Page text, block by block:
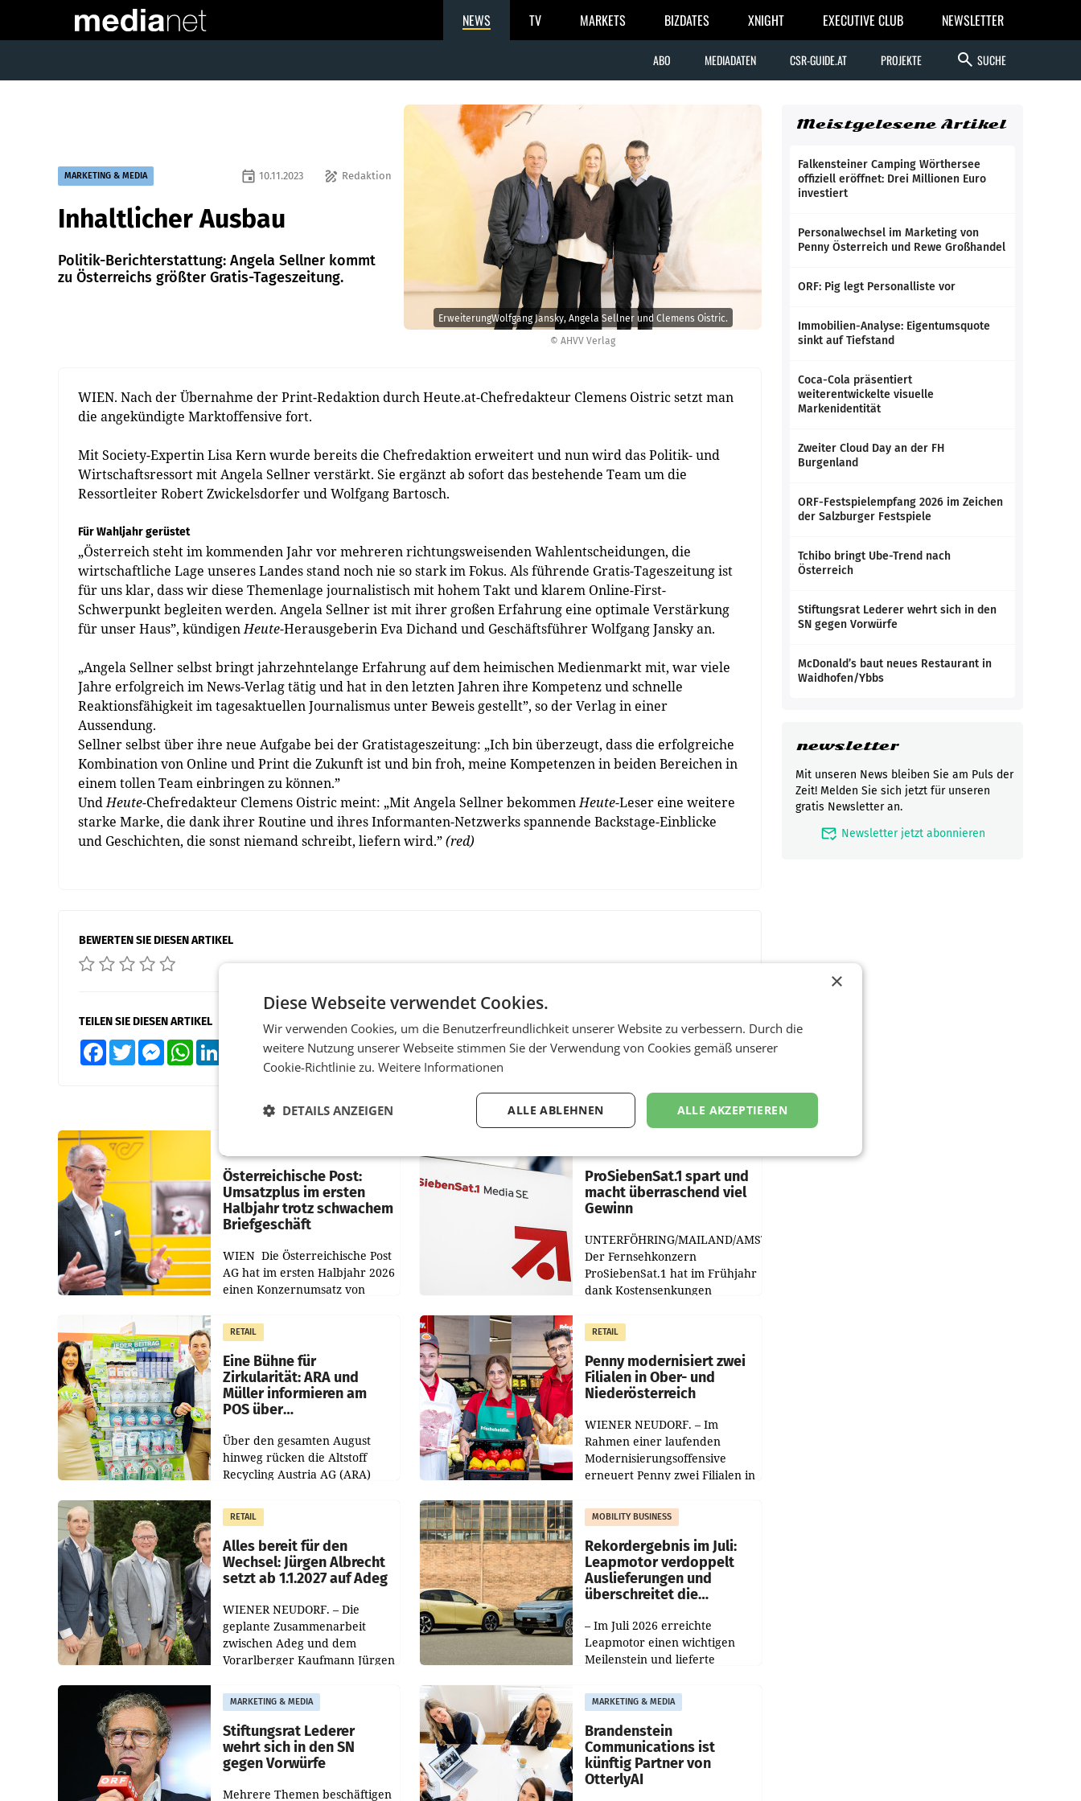
NEWS TV MARKETS BIZDATES XNIGHT EXECUTIVE CLUB NEWSLETTER
ABO MEDIADATEN CSR-GUIDE.AT PROJEKTE search SUCHE
© AHVV Verlag
ErweiterungWolfgang Jansky, Angela Sellner und ­Clemens Oistric.
MARKETING & MEDIA draw Redaktion
event 10.11.2023
Inhaltlicher Ausbau
Politik-Berichterstattung: Angela Sellner kommt
zu Österreichs größter Gratis-Tageszeitung.
WIEN. Nach der Übernahme der Print-Redaktion durch Heute.at-Chefredakteur Clemens Oistric setzt man
die angekündigte Marktoffensive fort.
Mit Society-Expertin Lisa Kern wurde bereits die Chefredaktion erweitert und nun wird das Politik- und
Wirtschaftsressort mit Angela Sellner verstärkt. Sie ergänzt ab sofort das bestehende Team um die
Ressortleiter Robert Zwickelsdorfer und Wolfgang Bartosch.
Für Wahljahr gerüstet
„Österreich steht im kommenden Jahr vor mehreren richtungsweisenden Wahlentscheidungen, die
wirtschaftliche Lage unseres Landes stand noch nie so stark im Fokus. Als führende Gratis-Tageszeitung ist
für uns klar, dass wir diese Themenlage journalistisch mit hohem Takt und klarem Online-First-
Schwerpunkt begleiten werden. Angela Sellner ist mit ihrer großen Erfahrung eine optimale Verstärkung
für unser Haus”, kündigenHeute-Herausgeberin Eva Dichand und Geschäftsführer Wolfgang Jansky an.
„Angela Sellner selbst bringt jahrzehntelange Erfahrung auf dem heimischen Medienmarkt mit, war viele
Jahre erfolgreich im News-Verlag tätig und hat in den letzten Jahren ihre Kompetenz und schnelle
Reaktionsfähigkeit im tagesaktuellen Journalismus unter Beweis gestellt”, so der Verlag in einer
Aussendung.
Sellner selbst über ihre neue Aufgabe bei der Gratistageszeitung: „Ich bin überzeugt, dass die erfolgreiche
Kombination von Online und Print die Zukunft ist und bin froh, meine Kompetenzen in beiden Bereichen in
einem tollen Team einbringen zu können.”
UndHeute-Chefredakteur Clemens Oistric meint: „Mit Angela Sellner bekommenHeute-Leser eine weitere
starke Marke, die dank ihrer Routine und ihres Informanten-Netzwerks spannende Backstage-Einblicke
und Geschichten, die sonst niemand schreibt, liefern wird.”(red)
BEWERTEN SIE DIESEN ARTIKEL
TEILEN SIE DIESEN ARTIKEL
FacebookTwitter MessengerWhatsApp XING Teilen
Österreichische Post:
Umsatzplus im ersten
Halbjahr trotz schwachem
Briefgeschäft
WIEN Die Österreichische Post
AG hat im ersten Halbjahr 2026
einen Konzernumsatz von
erwirtschaftet, was einem Plus
von 3,8 Prozent gegenüber
dem Vergleichszeitraum
ProSiebenSat.1 spart und
macht überraschend viel
Gewinn
UNTERFÖHRING/MAILAND/AMSTERDAM.
Der Fernsehkonzern
ProSiebenSat.1 hat im Frühjahr
dank Kostensenkungen
gemacht und die
Markterwartung deutlich
übertroffen.
RETAIL
Eine Bühne für
Zirkularität: ARA und
Müller informieren am
POS über
Über den gesamten August
hinweg rücken die Altstoff
Recycling Austria AG (ARA)
Müller die Initiative „Kreislauf-
Helden“ in allen
österreichischen Müller-Filialen
RETAIL
Penny modernisiert zwei
Filialen in Ober- und
Niederösterreich
WIENER NEUDORF. – Im
Rahmen einer laufenden
Modernisierungsoffensive
erneuert Penny zwei Filialen in
Die beiden Standorte liegen in
Haag sowie im rund
RETAIL
Alles bereit für den
Wechsel: Jürgen Albrecht
setzt ab 1.1.2027 auf Adeg
WIENER NEUDORF. – Die
geplante Zusammenarbeit
zwischen Adeg und dem
Vorarlberger Kaufmann Jürgen
freigegeben: Die
Bundeswettbewerbsbehörde
und der Bundeskartellanwalt
MOBILITY BUSINESS
Rekordergebnis im Juli:
Leapmotor verdoppelt
Auslieferungen und
überschreitet die
– Im Juli 2026 erreichte
Leapmotor einen wichtigen
Meilenstein und lieferte
aus, womit sich das Ergebnis
gegenüber Juli 2025 mehr als
verdoppelte (+102
MARKETING & MEDIA
Stiftungsrat Lederer
wehrt sich in den SN
gegen Vorwürfe
Mehrere Themen beschäftigen
MARKETING & MEDIA
Brandenstein
Communications ist
künftig Partner von
OtterlyAI
Meistgelesene Artikel
Falkensteiner Camping Wörthersee
offiziell eröffnet: Drei Millionen Euro
investiert
Personalwechsel im Marketing von
Penny Österreich und Rewe Großhandel
ORF: Pig legt Personalliste vor
Immobilien-Analyse: Eigentumsquote
sinkt auf Tiefstand
Coca-Cola präsentiert
weiterentwickelte visuelle
Markenidentität
Zweiter Cloud Day an der FH
Burgenland
ORF-Festspielempfang 2026 im Zeichen
der Salzburger Festspiele
Tchibo bringt Ube-Trend nach
Österreich
Stiftungsrat Lederer wehrt sich in den
SN gegen Vorwürfe
McDonald’s baut neues Restaurant in
Waidhofen/Ybbs
newsletter
Mit unseren News bleiben Sie am Puls der
Zeit! Melden Sie sich jetzt für unseren
gratis Newsletter an.
mark_email_read Newsletter jetzt abonnieren
×
Diese Webseite verwendet Cookies.
Wir verwenden Cookies, um die Benutzerfreundlichkeit unserer Website zu verbessern. Durch die
weitere Nutzung unserer Webseite stimmen Sie der Verwendung von Cookies gemäß unserer
Cookie-Richtlinie zu. Weitere Informationen
ALLE AKZEPTIEREN
ALLE ABLEHNEN
DETAILS ANZEIGEN